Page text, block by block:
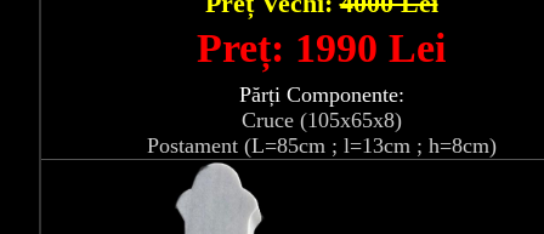
Preț: 1990 Lei
Părți Componente:
Cruce (105x65x8)
Postament (L=85cm ; l=13cm ; h=8cm)